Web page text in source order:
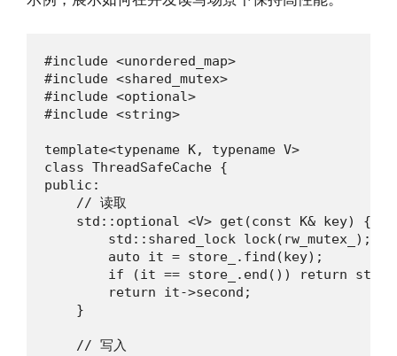
#include <unordered_map>
#include <shared_mutex>
#include <optional>
#include <string>
template<typename K, typename V>
class ThreadSafeCache {
public:
    // 读取
    std::optional <V> get(const K& key) {
        std::shared_lock lock(rw_mutex_);
        auto it = store_.find(key);
if (it == store_.end()) return
        return it->second;
    }
    // 写入